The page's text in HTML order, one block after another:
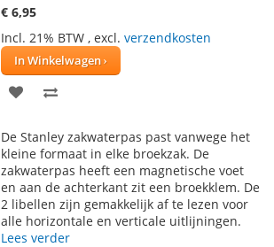
€ 6,95
Incl. 21% BTW , excl. verzendkosten
In Winkelwagen
VOEG
AAN
VERLANGLIJST
TE
VERGELIJKEN
De Stanley zakwaterpas past vanwege het
kleine formaat in elke broekzak. De
zakwaterpas heeft een magnetische voet
en aan de achterkant zit een broekklem. De
2 libellen zijn gemakkelijk af te lezen voor
alle horizontale en verticale uitlijningen.
Lees verder